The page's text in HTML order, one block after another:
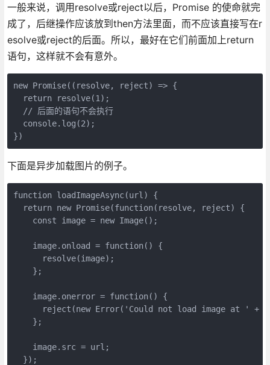
一般来说，调用resolve或reject以后，Promise 的使命就完
成了，后继操作应该放到then方法里面，而不应该直接写在r
esolve或reject的后面。所以，最好在它们前面加上return
语句，这样就不会有意外。
new Promise((resolve, reject) => {
  return resolve(1);
  // 后面的语句不会执行
  console.log(2);
})
下面是异步加载图片的例子。
function loadImageAsync(url) {
  return new Promise(function(resolve, reject) {
    const image = new Image();
    image.onload = function() {
      resolve(image);
    };
    image.onerror = function() {
reject(new Error('Could not load image at ' +
    };
    image.src = url;
  });